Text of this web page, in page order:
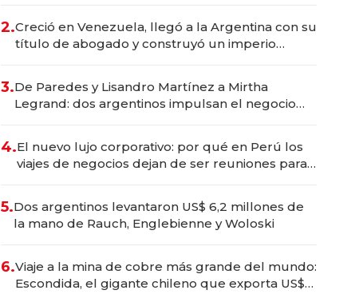
2.Creció en Venezuela, llegó a la Argentina con su
título de abogado y construyó un imperio
3.De Paredes y Lisandro Martínez a Mirtha
Legrand: dos argentinos impulsan el negocio
4.El nuevo lujo corporativo: por qué en Perú los
viajes de negocios dejan de ser reuniones para
5.Dos argentinos levantaron US$ 6,2 millones de
la mano de Rauch, Englebienne y Woloski
6.Viaje a la mina de cobre más grande del mundo:
Escondida, el gigante chileno que exporta US$